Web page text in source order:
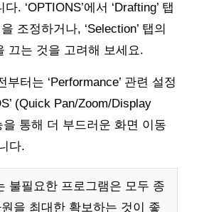
. ‘OPTIONS’에서 ‘Drafting’ 탭
조정하거나, ‘Selection’ 탭의
끄는 것을 고려해 보세요.
부터는 ‘Performance’ 관련 설정
(Quick Pan/Zoom/Display
통해 더 부드러운 화면 이동
다.
불필요한 프로그램은 모두 종
을 최대한 확보하는 것이 좋